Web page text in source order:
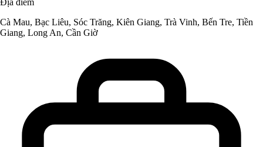
Cà Mau, Bạc Liêu, Sóc Trăng, Kiên Giang, Trà Vinh, Bến Tre, Tiền
Giang, Long An, Cần Giờ